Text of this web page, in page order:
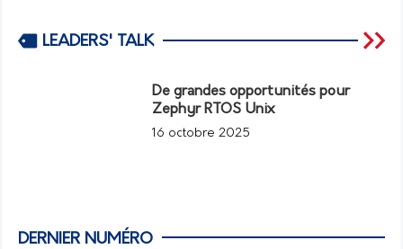
LEADERS' TALK
De grandes opportunités pour
Zephyr RTOS Unix
16 octobre 2025
DERNIER NUMÉRO